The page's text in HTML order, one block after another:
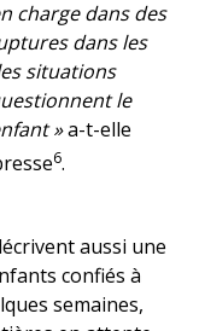
charge dans des
dans les
situations
le
»a-t-elle
6.
aussi une
confiés à
semaines,